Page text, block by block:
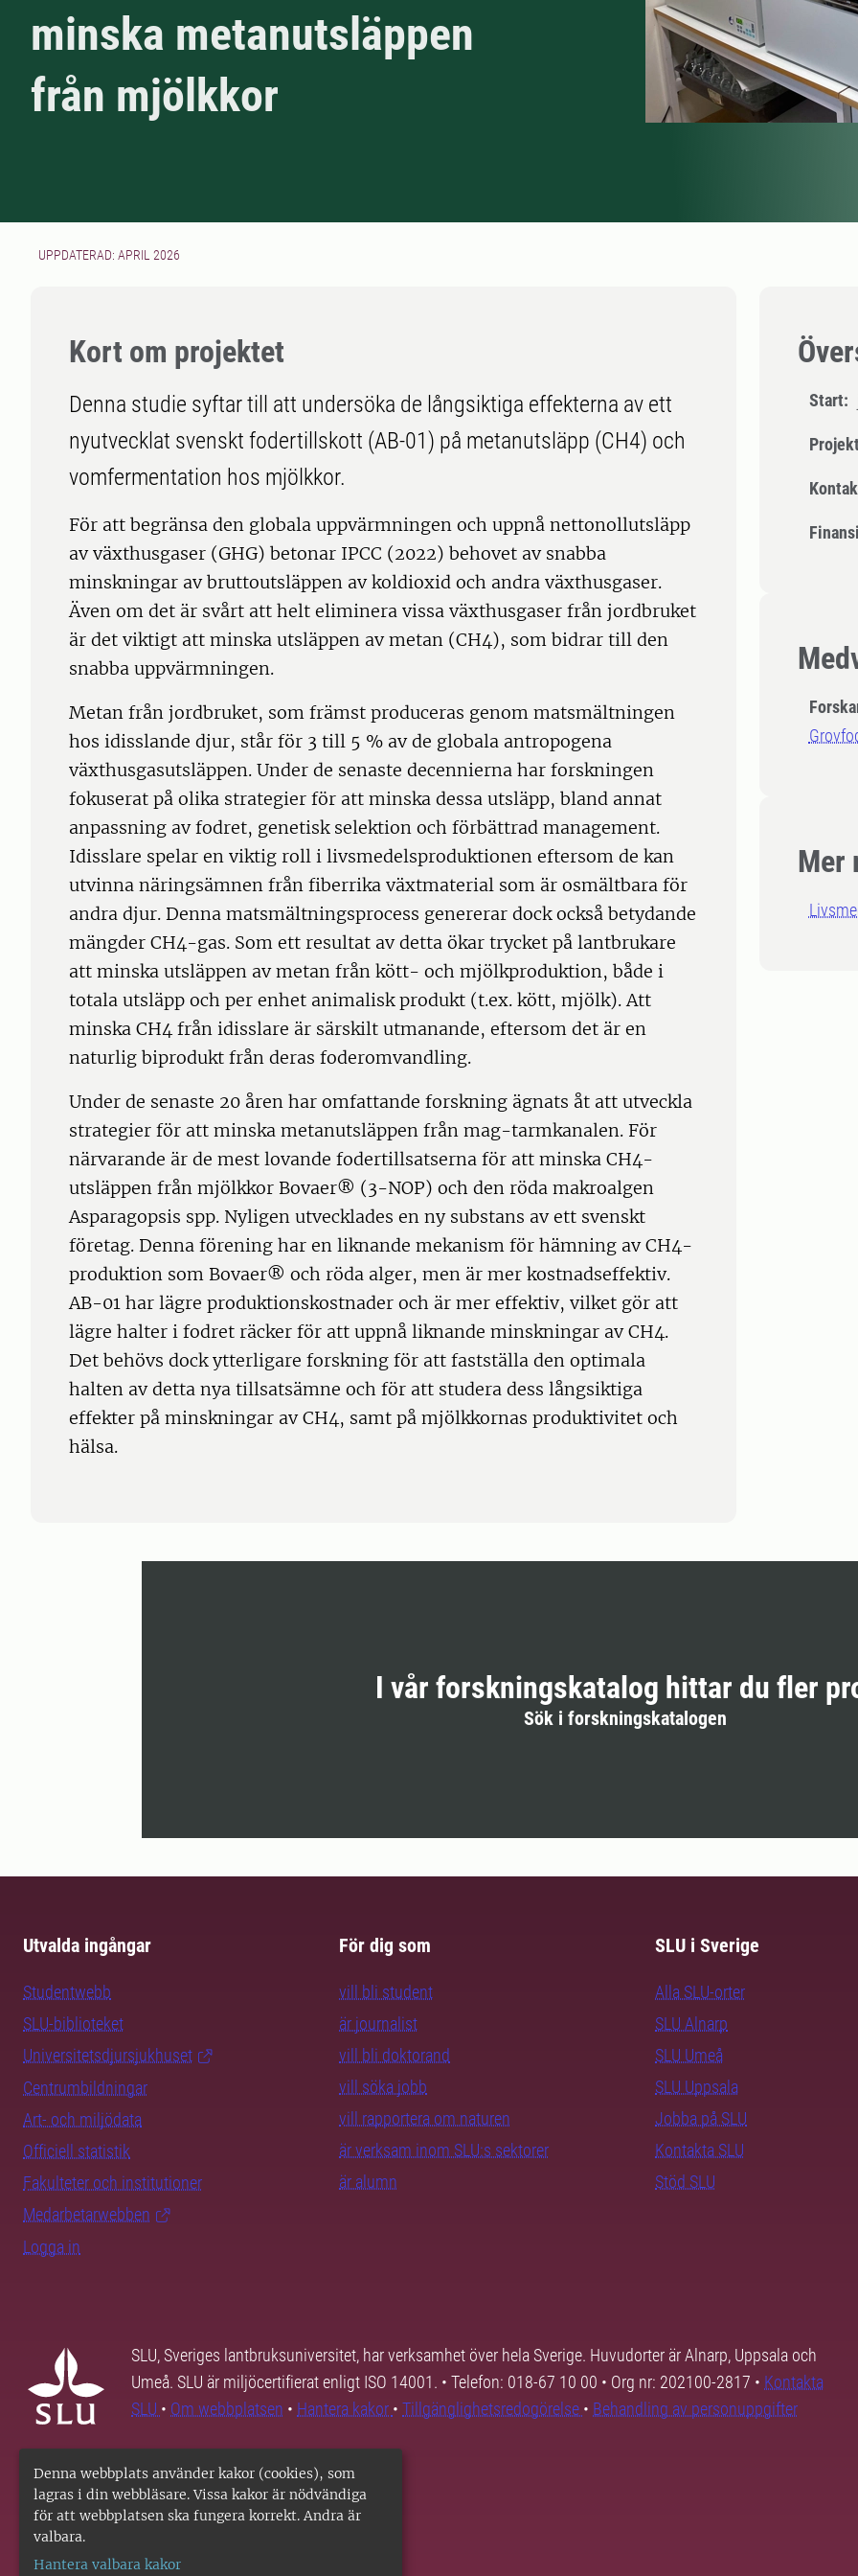
Denna webbplats använder kakor (cookies), som
lagras i din webbläsare. Vissa kakor är nödvändiga
för att webbplatsen ska fungera korrekt. Andra är
valbara.
Hantera valbara kakor
minska metanutsläppen
från mjölkkor
UPPDATERAD: APRIL 2026
Start:
Mer
Kort om projektet
Denna studie syftar till att undersöka de långsiktiga effekterna av ett
nyutvecklat svenskt fodertillskott (AB-01) på metanutsläpp (CH4) och
vomfermentation hos mjölkkor.
För att begränsa den globala uppvärmningen och uppnå nettonollutsläpp
av växthusgaser (GHG) betonar IPCC (2022) behovet av snabba
minskningar av bruttoutsläppen av koldioxid och andra växthusgaser.
Även om det är svårt att helt eliminera vissa växthusgaser från jordbruket
är det viktigt att minska utsläppen av metan (CH4), som bidrar till den
snabba uppvärmningen.
Metan från jordbruket, som främst produceras genom matsmältningen
hos idisslande djur, står för 3 till 5 % av de globala antropogena
växthusgasutsläppen. Under de senaste decennierna har forskningen
fokuserat på olika strategier för att minska dessa utsläpp, bland annat
anpassning av fodret, genetisk selektion och förbättrad management.
Idisslare spelar en viktig roll i livsmedelsproduktionen eftersom de kan
utvinna näringsämnen från fiberrika växtmaterial som är osmältbara för
andra djur. Denna matsmältningsprocess genererar dock också betydande
mängder CH4-gas. Som ett resultat av detta ökar trycket på lantbrukare
att minska utsläppen av metan från kött- och mjölkproduktion, både i
totala utsläpp och per enhet animalisk produkt (t.ex. kött, mjölk). Att
minska CH4 från idisslare är särskilt utmanande, eftersom det är en
naturlig biprodukt från deras foderomvandling.
Under de senaste 20 åren har omfattande forskning ägnats åt att utveckla
strategier för att minska metanutsläppen från mag-tarmkanalen. För
närvarande är de mest lovande fodertillsatserna för att minska CH4-
utsläppen från mjölkkor Bovaer® (3-NOP) och den röda makroalgen
Asparagopsis spp. Nyligen utvecklades en ny substans av ett svenskt
företag. Denna förening har en liknande mekanism för hämning av CH4-
produktion som Bovaer® och röda alger, men är mer kostnadseffektiv.
AB-01 har lägre produktionskostnader och är mer effektiv, vilket gör att
lägre halter i fodret räcker för att uppnå liknande minskningar av CH4.
Det behövs dock ytterligare forskning för att fastställa den optimala
halten av detta nya tillsatsämne och för att studera dess långsiktiga
effekter på minskningar av CH4, samt på mjölkkornas produktivitet och
hälsa.
I vår forskningskatalog hittar du fler
Sök i forskningskatalogen
Utvalda ingångar
Studentwebb
SLU-biblioteket
Universitetsdjursjukhuset
Centrumbildningar
Art- och miljödata
Officiell statistik
Fakulteter och institutioner
Medarbetarwebben
Logga in
För dig som
vill bli student
är journalist
vill bli doktorand
vill söka jobb
vill rapportera om naturen
är verksam inom SLU:s sektorer
är alumn
SLU i Sverige
Alla SLU-orter
SLU Alnarp
SLU Umeå
SLU Uppsala
Jobba på SLU
Kontakta SLU
Stöd SLU
SLU, Sveriges lantbruksuniversitet, har verksamhet över hela Sverige. Huvudorter är Alnarp, Uppsala och
Umeå. SLU är miljöcertifierat enligt ISO 14001. • Telefon: 018-67 10 00 • Org nr: 202100-2817 • Kontakta
SLU • Om webbplatsen • Hantera kakor • Tillgänglighetsredogörelse • Behandling av personuppgifter